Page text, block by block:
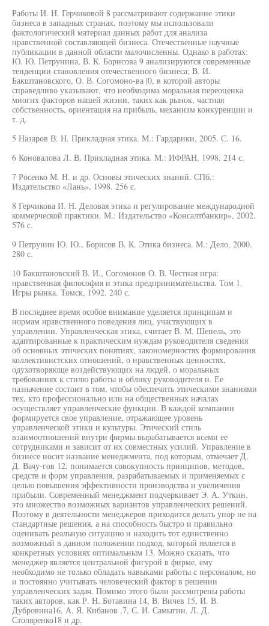
Работы И. Н. Герчиковой 8 рассматривают содержание этики
бизнеса в западных странах, поэтому мы использовали
фактологический материал данных работ для анализа
нравственной составляющей бизнеса. Отечественные научные
публикации в данной области малочисленны. Однако в работах:
Ю. Ю. Петрунина, В. К. Борисова 9 анализируются современные
тенденции становления отечественного бизнеса; В. И.
Бакштановского, О. В. Согомоно-ва |0, в которой авторы
справедливо указывают, что необходима моральная переоценка
многих факторов нашей жизни, таких как рынок, частная
собственность, ориентация на прибыль, механизм конкуренции и
т. д.
5 Назаров В. Н. Прикладная этика. М.: Гардарики, 2005. С. 16.
6 Коновалова Л. В. Прикладная этика. М.: ИФРАН, 1998. 214 с.
7 Росенко М. Н. и др. Основы этических знаний. СПб.:
Издательство «Лань», 1998. 256 с.
8 Герчикова И. Н. Деловая этика и регулирование международной
коммерческой практики. М.: Издательство «Консалтбанкир», 2002.
576 с.
9 Петрунин Ю. Ю., Борисов В. К. Этика бизнеса. М.: Дело, 2000.
280 с.
10 Бакштановский В. И., Согомонов О. В. Честная игра:
нравственная философия и этика предпринимательства. Том 1.
Игры рынка. Томск, 1992. 240 с.
В последнее время особое внимание уделяется принципам и
нормам нравственного поведения лиц, участвующих в
управлении. Управленческая этика, считает В. М. Шепель, это
адаптированные к практическим нуждам руководителя сведения
об основных этических понятиях, закономерностях формирования
коллективистских отношений, о нравственных ценностях,
одухотворяюще воздействующих на людей, о моральных
требованиях к стилю работы и облику руководителя и. Ее
назначение состоит в том, чтобы обеспечить этическими знаниями
тех, кто профессионально или на общественных началах
осуществляет управленческие функции. В каждой компании
формируется свое управление, отражающее уровень
управленческой этики и культуры. Этический стиль
взаимоотношений внутри фирмы вырабатывается всеми ее
сотрудниками и зависит от их совместных усилий. Управление в
бизнесе носит название менеджмента, под которым, отмечает Д.
Д. Вачу-гов 12, понимается совокупность принципов, методов,
средств и форм управления, разрабатываемых и применяемых с
целью повышения эффективности производства и увеличения
прибыли. Современный менеджмент подчеркивает Э. А. Уткин,
это множество возможных вариантов управленческих решений.
Поэтому в деятельности менеджеров приходится делать упор не на
стандартные решения, а на способность быстро и правильно
оценивать реальную ситуацию и находить тот единственно
возможный в данном положении подход, который является в
конкретных условиях оптимальным 13. Можно сказать, что
менеджер является центральной фигурой в фирме, ему
необходимо не только обладать навыками работы с персоналом, но
и постоянно учитывать человеческий фактор в решении
управленческих задач. Помимо этого были рассмотрены работы
таких авторов, как Р. Н. Ботавина 14, В. Вичев 15, И. В.
Дубровина16, А. Я. Кибанов ,7, С. И. Самыгин, Л. Д.
Столяренко18 и др.